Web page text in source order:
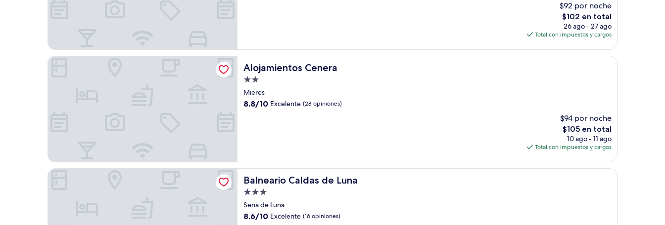
$92 por noche
El
precio
actual
de
$102 en total
26 ago - 27 ago
Total con impuestos y cargos
Alojamientos Cenera
Alojamientos Cenera
Propiedad
de
2.0
Mieres
8.8
8.8/10 Excelente (28 opiniones)
$94 por noche
El
precio
actual
de
$105 en total
10 ago - 11 ago
Total con impuestos y cargos
Alojamientos Cenera
Balneario Caldas de Luna
Balneario Caldas de Luna
Propiedad
de
3.0
Sena de Luna
8.6
8.6/10 Excelente (16 opiniones)
Balneario Caldas de Luna